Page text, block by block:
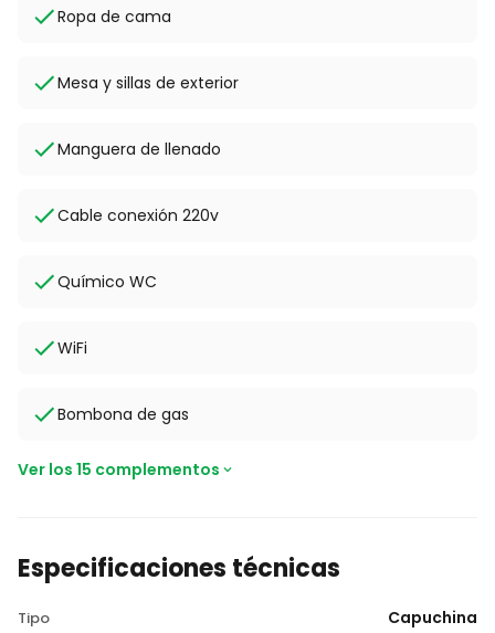
Ropa de cama
Mesa y sillas de exterior
Manguera de llenado
Cable conexión 220v
Químico WC
WiFi
Bombona de gas
Ver los 15 complementos
Especificaciones técnicas
Tipo Capuchina